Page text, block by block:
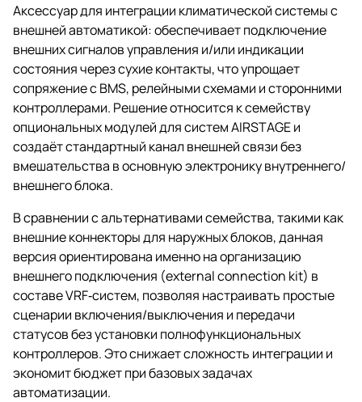
Аксессуар для интеграции климатической системы с
внешней автоматикой: обеспечивает подключение
внешних сигналов управления и/или индикации
состояния через сухие контакты, что упрощает
сопряжение с BMS, релейными схемами и сторонними
контроллерами. Решение относится к семейству
опциональных модулей для систем AIRSTAGE и
создаёт стандартный канал внешней связи без
вмешательства в основную электронику внутреннего/
внешнего блока.
В сравнении с альтернативами семейства, такими как
внешние коннекторы для наружных блоков, данная
версия ориентирована именно на организацию
внешнего подключения (external connection kit) в
составе VRF‑систем, позволяя настраивать простые
сценарии включения/выключения и передачи
статусов без установки полнофункциональных
контроллеров. Это снижает сложность интеграции и
экономит бюджет при базовых задачах
автоматизации.